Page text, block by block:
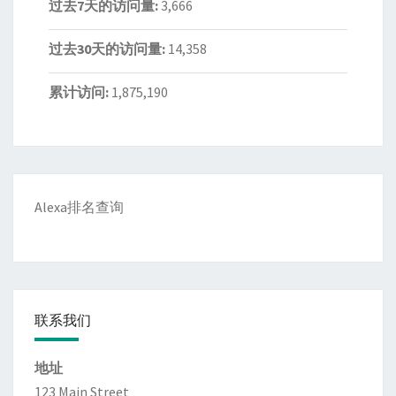
过去7天的访问量: 3,666
过去30天的访问量: 14,358
累计访问: 1,875,190
Alexa排名查询
联系我们
地址
123 Main Street